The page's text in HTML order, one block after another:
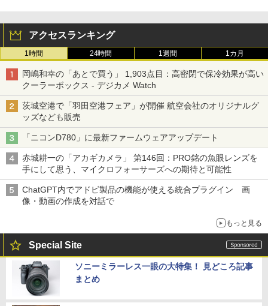
アクセスランキング
1時間 24時間 1週間 1カ月
岡嶋和幸の「あとで買う」 1,903点目：高密閉で保冷効果が高い
クーラーボックス - デジカメ Watch
茨城空港で「羽田空港フェア」が開催 航空会社のオリジナルグ
ッズなども販売
「ニコンD780」に最新ファームウェアアップデート
赤城耕一の「アカギカメラ」 第146回：PRO銘の魚眼レンズを
手にして思う、マイクロフォーサーズへの期待と可能性
ChatGPT内でアドビ製品の機能が使える統合プラグイン 画
像・動画の作成を対話で
もっと見る
Special Site
ソニーミラーレス一眼の大特集！ 見どころ記事
まとめ